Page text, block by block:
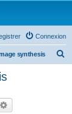
Connexion
synthesis